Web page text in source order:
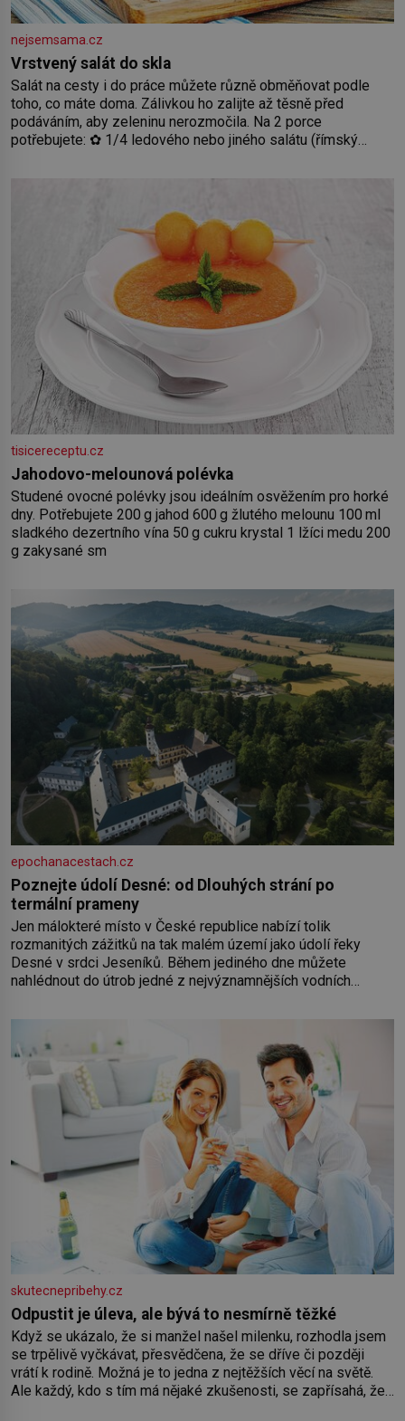
nejsemsama.cz
Vrstvený salát do skla
Salát na cesty i do práce můžete různě obměňovat podle
toho, co máte doma. Zálivkou ho zalijte až těsně před
podáváním, aby zeleninu nerozmočila. Na 2 porce
potřebujete: ✿ 1/4 ledového nebo jiného salátu (římský
2 rajčata Zálivka: ✿ 4 lžíce olivového oleje ✿ 1 lžíci citronové
tisicereceptu.cz
Jahodovo-melounová polévka
Studené ovocné polévky jsou ideálním osvěžením pro horké
dny. Potřebujete 200 g jahod 600 g žlutého melounu 100 ml
sladkého dezertního vína 50 g cukru krystal 1 lžíci medu 200
g zakysané sm
epochanacestach.cz
Poznejte údolí Desné: od Dlouhých strání po
termální prameny
Jen málokteré místo v České republice nabízí tolik
rozmanitých zážitků na tak malém území jako údolí řeky
Desné v srdci Jeseníků. Během jediného dne můžete
nahlédnout do útrob jedné z nejvýznamnějších vodních
koloběžce a den zakončit poznáváním památek ve Velkých
skutecnepribehy.cz
Odpustit je úleva, ale bývá to nesmírně těžké
Když se ukázalo, že si manžel našel milenku, rozhodla jsem
se trpělivě vyčkávat, přesvědčena, že se dříve či později
vrátí k rodině. Možná je to jedna z nejtěžších věcí na světě.
Ale každý, kdo s tím má nějaké zkušenosti, se zapřísahá, že